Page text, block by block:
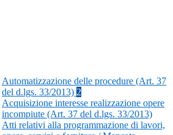
Automatizzazione delle procedure (Art. 37
del d.lgs. 33/2013) 2
Acquisizione interesse realizzazione opere
incompiute (Art. 37 del d.lgs. 33/2013)
Atti relativi alla programmazione di lavori,